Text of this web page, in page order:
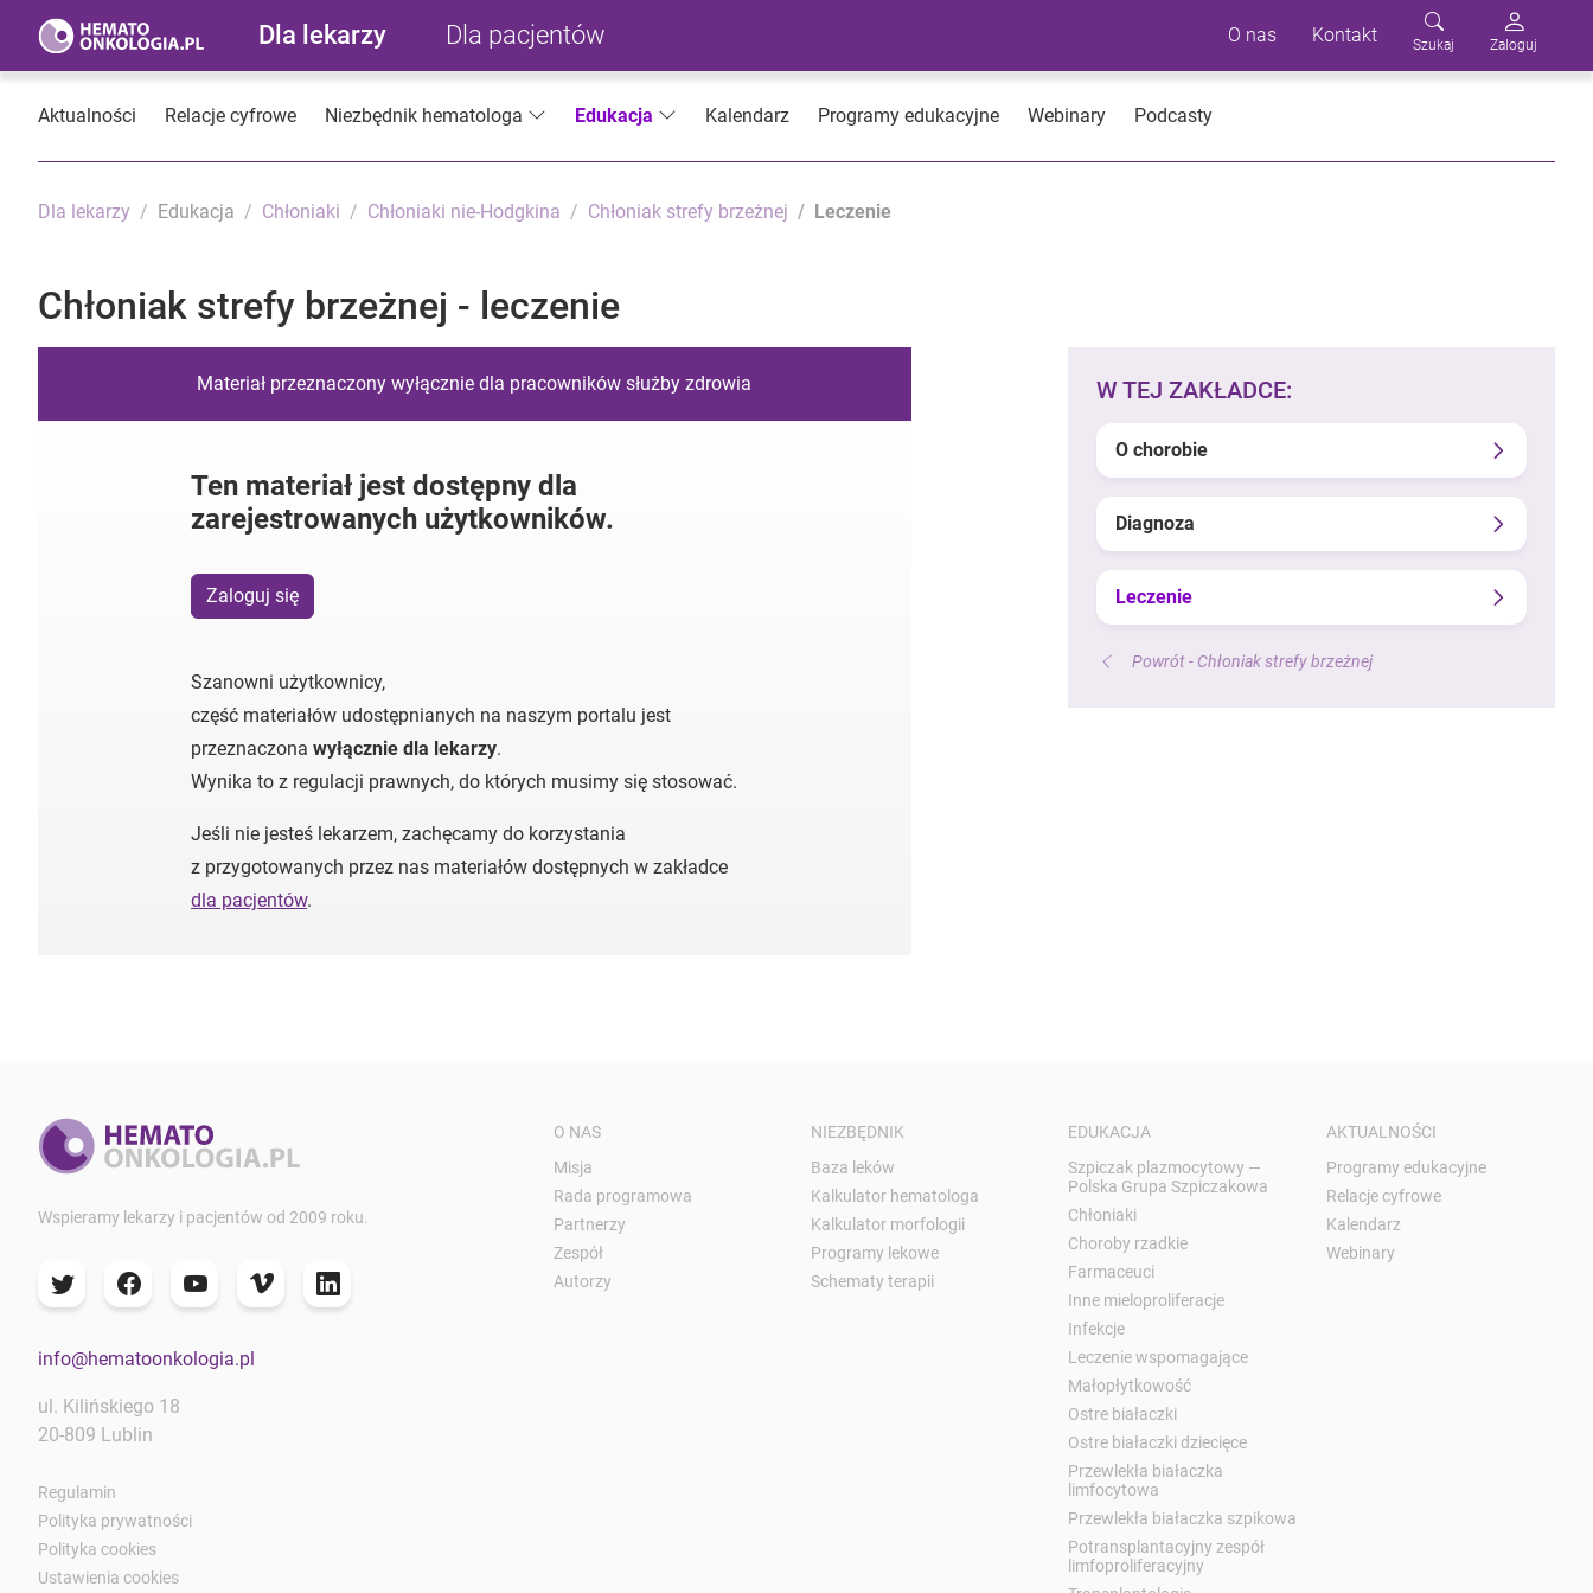
Dla lekarzy Dla pacjentów O nas Kontakt Szukaj Zaloguj
Aktualności Relacje cyfrowe Niezbędnik hematologa Edukacja Kalendarz Programy edukacyjne Webinary Podcasty
Dla lekarzy Edukacja Chłoniaki Chłoniaki nie-Hodgkina Chłoniak strefy brzeżnej Leczenie
Chłoniak strefy brzeżnej - leczenie
Materiał przeznaczony wyłącznie dla pracowników służby zdrowia
Ten materiał jest dostępny dla
zarejestrowanych użytkowników.
Zaloguj się
Szanowni użytkownicy,
część materiałów udostępnianych na naszym portalu jest
przeznaczona wyłącznie dla lekarzy.
Wynika to z regulacji prawnych, do których musimy się stosować.
Jeśli nie jesteś lekarzem, zachęcamy do korzystania
z przygotowanych przez nas materiałów dostępnych w zakładce
dla pacjentów.
W TEJ ZAKŁADCE:
O chorobie
Diagnoza
Leczenie
Powrót - Chłoniak strefy brzeżnej
Wspieramy lekarzy i pacjentów od 2009 roku.
info@hematoonkologia.pl
ul. Kilińskiego 18
20-809 Lublin
Regulamin
Polityka prywatności
Polityka cookies
Ustawienia cookies
O NAS
Misja
Rada programowa
Partnerzy
Zespół
Autorzy
NIEZBĘDNIK
Baza leków
Kalkulator hematologa
Kalkulator morfologii
Programy lekowe
Schematy terapii
EDUKACJA
Szpiczak plazmocytowy —
Polska Grupa Szpiczakowa
Chłoniaki
Choroby rzadkie
Farmaceuci
Inne mieloproliferacje
Infekcje
Leczenie wspomagające
Małopłytkowość
Ostre białaczki
Ostre białaczki dziecięce
Przewlekła białaczka
limfocytowa
Przewlekła białaczka szpikowa
Potransplantacyjny zespół
limfoproliferacyjny
AKTUALNOŚCI
Programy edukacyjne
Relacje cyfrowe
Kalendarz
Webinary